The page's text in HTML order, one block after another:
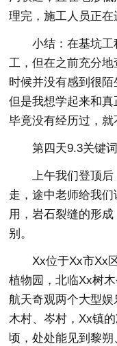
理完，施工人员正在
小结：在基坑
工，但在之前充分
时候并没有感到很陌
但是我想学起来和真
毕竟没有经历过，就
第四天9.3关键
上午我们登顶
走，途中老师给我
用，岩石裂缝的形
别。
Xx位于Xx市Xx
植物园，北临Xx树
航天奇观两个大型
木村、岑村，Xx镇
顷，处处能见到黎